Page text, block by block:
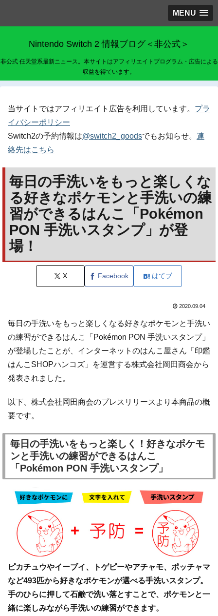
MENU
Nintendo Switch 2 情報ブログ＜非公式＞
非公式 任天堂系最新ニュース。本サイトはアフィリエイトプログラム・広告による
収益を得ています。
当サイトではアフィリエイト広告を利用しています。 プラ
イバシーポリシー
Switch2の予約情報は@switch2_goodsでもお知らせ。 連
絡先はこちら
毎日の手洗いをもっと楽しくな
る好きなポケモンと手洗いの練
習ができるはんこ「Pokémon
PON 手洗いスタンプ」が登
場！
X Facebook はてブ
2020.09.04
毎日の手洗いをもっと楽しくなる好きなポケモンと手洗い
の練習ができるはんこ「Pokémon PON 手洗いスタンプ」
が登場したことが、インターネットのはんこ屋さん「印鑑
はんこSHOPハンコズ」を運営する株式会社岡田商会から
発表されました。
以下、株式会社岡田商会のプレスリリースより本商品の概
要です。
毎日の手洗いをもっと楽しく！好きなポケモ
ンと手洗いの練習ができるはんこ
「Pokémon PON 手洗いスタンプ」
ピカチュウやイーブイ、トゲピーやアチャモ、ポッチャマ
など493匹から好きなポケモンが選べる手洗いスタンプ。
手のひらに押して石鹸で洗い落とすことで、ポケモンと一
緒に楽しみながら手洗いの練習ができます。